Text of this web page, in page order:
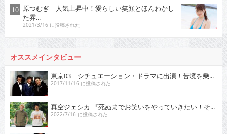
原つむぎ 人気上昇中！愛らしい笑顔とほんわかし
た雰...
2021/3/16 に投稿された
オススメインタビュー
東京03 シチュエーション・ドラマに出演！苦境を乗...
2017/11/16 に投稿された
真空ジェシカ 『死ぬまでお笑いをやっていきたい！そ...
2022/7/16 に投稿された